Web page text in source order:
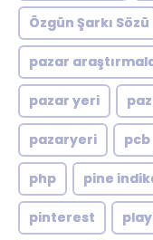
Özgün Şarkı Sözü
pazar
pazar yeri
pazaryeri pcb
php pine
pinterest